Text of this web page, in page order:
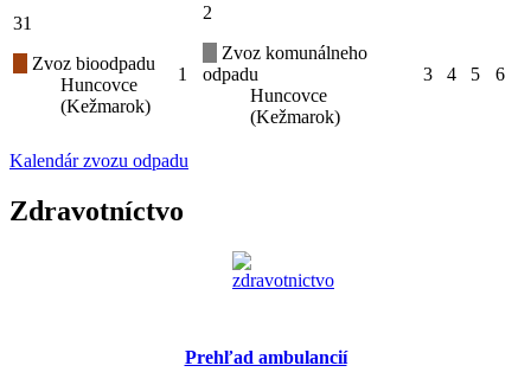
31
Zvoz bioodpadu
Huncovce
(Kežmarok)
1
2
Zvoz komunálneho
odpadu
Huncovce
(Kežmarok)
3 4 5 6
Kalendár zvozu odpadu
Zdravotníctvo
Prehľad ambulancií